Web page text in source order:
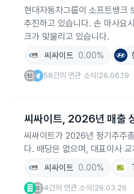
현대자동차그룹이 소프트뱅
추진하고 있습니다. 손 마사요
크가 맞물리고 있습니다.
씨싸이트 0.00%
58건의 연관 소식 26.06.19
씨싸이트, 2026년 매출
씨싸이트가 2026년 정기주주
다. 배당은 없으며, 대표이사 교
씨싸이트 0.00%
4건의 연관 소식 26.03.26